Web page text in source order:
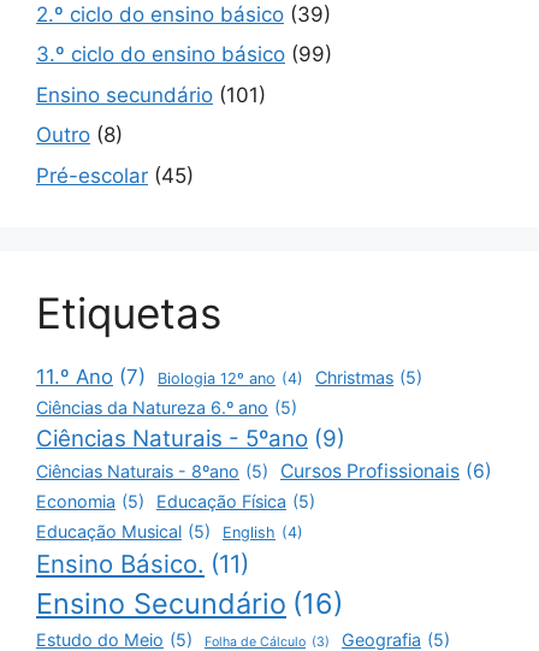
2.º ciclo do ensino básico (39)
3.º ciclo do ensino básico (99)
Ensino secundário (101)
Outro (8)
Pré-escolar (45)
Etiquetas
11.º Ano (7) Biologia 12º ano (4) Christmas (5)
Ciências da Natureza 6.º ano (5)
Ciências Naturais - 5ºano (9)
Ciências Naturais - 8ºano (5) Cursos Profissionais (6)
Economia (5) Educação Física (5)
Educação Musical (5) English (4)
Ensino Básico. (11)
Ensino Secundário (16)
Estudo do Meio (5) Folha de Cálculo (3) Geografia (5)